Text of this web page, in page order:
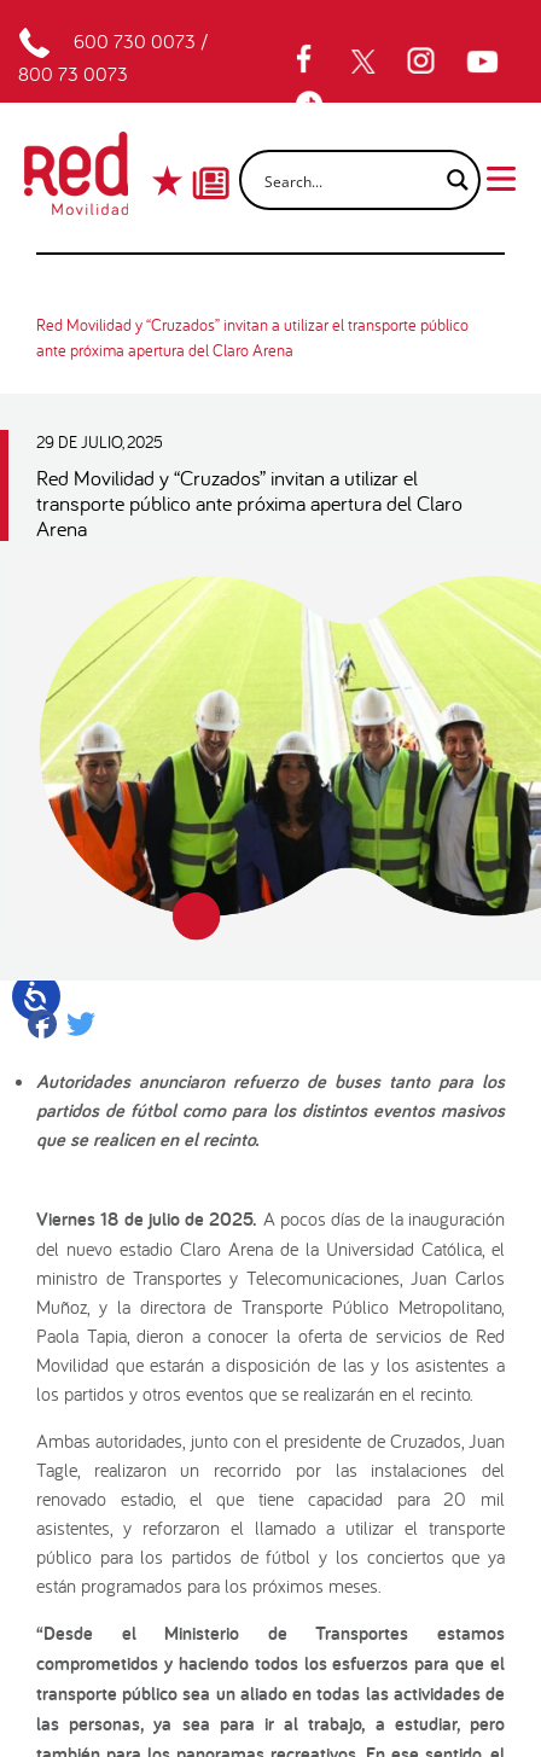
600 730 0073 /
800 73 0073
Red Movilidad y “Cruzados” invitan a utilizar el transporte público
ante próxima apertura del Claro Arena
29 DE JULIO, 2025
Red Movilidad y “Cruzados” invitan a utilizar el
transporte público ante próxima apertura del Claro
Arena
Facebook
Autoridades anunciaron refuerzo de buses tanto para los
partidos de fútbol como para los distintos eventos masivos
que se realicen en el recinto.
Viernes 18 de julio de 2025. A pocos días de la inauguración
del nuevo estadio Claro Arena de la Universidad Católica, el
ministro de Transportes y Telecomunicaciones, Juan Carlos
Muñoz, y la directora de Transporte Público Metropolitano,
Paola Tapia, dieron a conocer la oferta de servicios de Red
Movilidad que estarán a disposición de las y los asistentes a
los partidos y otros eventos que se realizarán en el recinto.
Ambas autoridades, junto con el presidente de Cruzados, Juan
Tagle, realizaron un recorrido por las instalaciones del
renovado estadio, el que tiene capacidad para 20 mil
asistentes, y reforzaron el llamado a utilizar el transporte
público para los partidos de fútbol y los conciertos que ya
están programados para los próximos meses.
“Desde el Ministerio de Transportes estamos
comprometidos y haciendo todos los esfuerzos para que el
transporte público sea un aliado en todas las actividades de
las personas, ya sea para ir al trabajo, a estudiar, pero